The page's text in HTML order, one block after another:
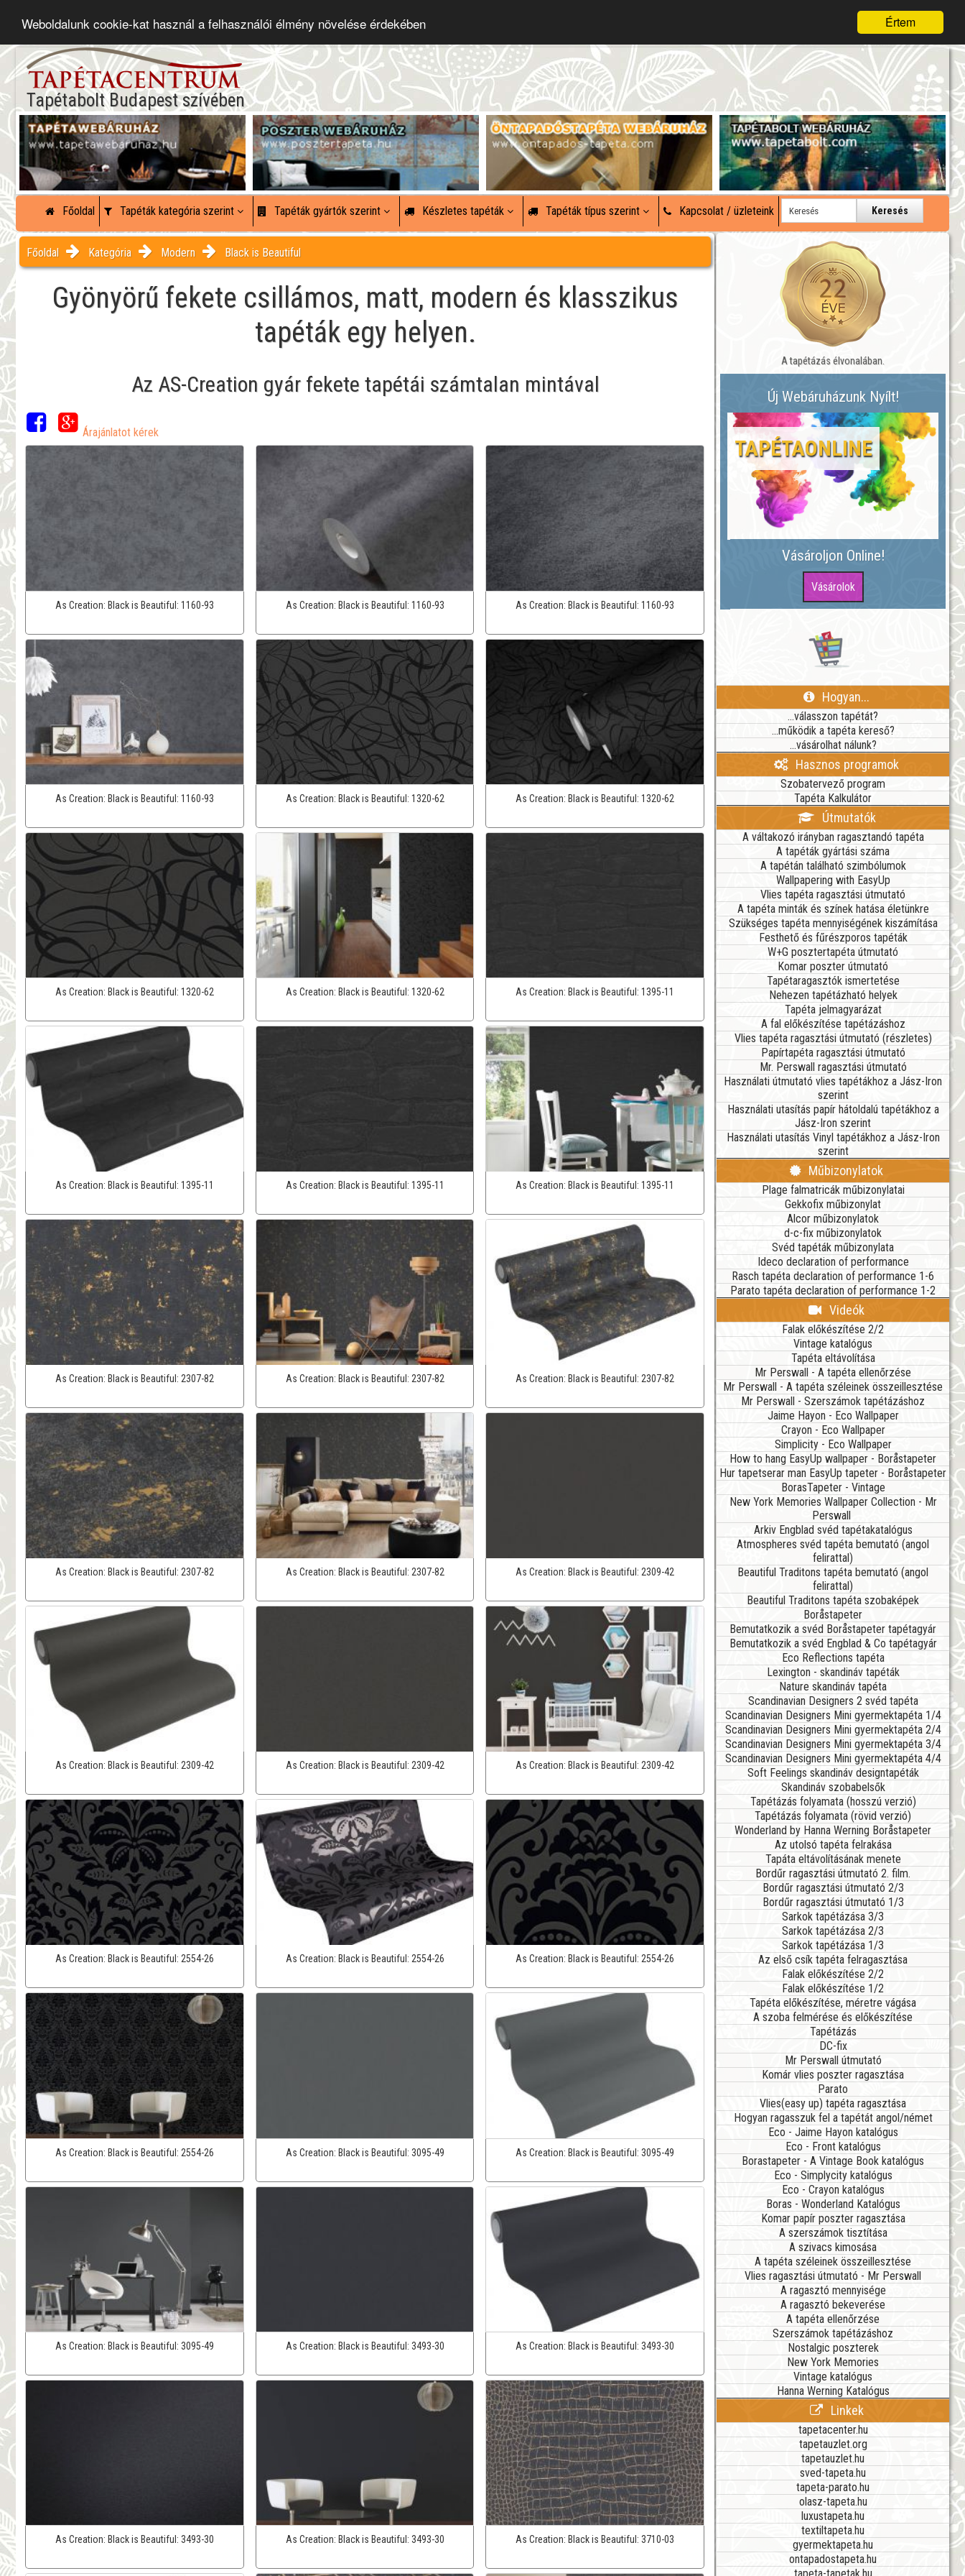
Értem
Weboldalunk cookie-kat használ a felhasználói élmény növelése érdekében
Tapétabolt Budapest szívében
Főoldal Tapéták kategória szerint Tapéták gyártók szerint Készletes tapéták Tapéták típus szerint Kapcsolat / üzleteink Keresés
Főoldal Kategória Modern Black is Beautiful
Gyönyörű fekete csillámos, matt, modern és klasszikus
tapéták egy helyen.
Az AS-Creation gyár fekete tapétái számtalan mintával
Árajánlatot kérek
As Creation: Black is Beautiful: 1160-93 As Creation: Black is Beautiful: 1160-93 As Creation:Black is Beautiful:1160-93
As Creation: Black is Beautiful: 1160-93 As Creation: Black is Beautiful: 1320-62 As Creation: Black is Beautiful:1320-62
As Creation: Black is Beautiful: 1320-62 As Creation: Black is Beautiful: 1320-62 As Creation: Black is Beautiful:1395-11
As Creation: Black is Beautiful: 1395-11 As Creation: Black is Beautiful: 1395-11 As Creation: Black is Beautiful:1395-11
As Creation: Black is Beautiful: 2307-82 As Creation: Black is Beautiful: 2307-82 As Creation: Black is Beautiful: 2307-82
As Creation: Black is Beautiful: 2307-82 As Creation: Black is Beautiful: 2307-82 As Creation: Black is Beautiful: 2309-42
As Creation: Black is Beautiful: 2309-42 As Creation: Black is Beautiful: 2309-42 As Creation: Black is Beautiful:2309-42
As Creation: Black is Beautiful: 2554-26 As Creation: Black is Beautiful: 2554-26 As Creation: Black is Beautiful:2554-26
As Creation: Black is Beautiful: 2554-26 As Creation: Black is Beautiful: 3095-49 As Creation:Black is Beautiful:3095-49
As Creation: Black is Beautiful: 3095-49 As Creation: Black is Beautiful: 3493-30 As Creation: Black is Beautiful:3493-30
As Creation: Black is Beautiful: 3493-30 As Creation: Black is Beautiful: 3493-30 As Creation: Black is Beautiful:3710-03
A tapétázás élvonalában.
Új Webáruházunk Nyílt!
TAPÉTAONLINE
Vásároljon Online!
Hogyan...
...válasszon tapétát?
...működik a tapéta kereső?
...vásárolhat nálunk?
Hasznos programok
Szobatervező program
Tapéta Kalkulátor
Útmutatók
A váltakozó irányban ragasztandó tapéta
A tapéták gyártási száma
A tapétán található szimbólumok
Wallpapering with EasyUp
Vlies tapéta ragasztási útmutató
A tapéta minták és színek hatása életünkre
Szükséges tapéta mennyiségének kiszámítása
Festhető és fűrészporos tapéták
W+G posztertapéta útmutató
Komar poszter útmutató
Tapétaragasztók ismertetése
Nehezen tapétázható helyek
Tapéta jelmagyarázat
A fal előkészítése tapétázáshoz
Vlies tapéta ragasztási útmutató (részletes)
Papírtapéta ragasztási útmutató
Mr. Perswall ragasztási útmutató
Használati útmutató vlies tapétákhoz a Jász-Iron
szerint
Használati utasítás papír hátoldalú tapétákhoz a
Jász-Iron szerint
Használati utasítás Vinyl tapétákhoz a Jász-Iron
szerint
Műbizonylatok
Plage falmatricák műbizonylatai
Gekkofix műbizonylat
Alcor műbizonylatok
d-c-fix műbizonylatok
Svéd tapéták műbizonylata
Ideco declaration of performance
Rasch tapéta declaration of performance 1-6
Parato tapéta declaration of performance 1-2
Videók
Falak előkészítése 2/2
Vintage katalógus
Tapéta eltávolítása
Mr Perswall - A tapéta ellenőrzése
Mr Perswall - A tapéta széleinek összeillesztése
Mr Perswall - Szerszámok tapétázáshoz
Jaime Hayon - Eco Wallpaper
Crayon - Eco Wallpaper
Simplicity - Eco Wallpaper
How to hang EasyUp wallpaper - Boråstapeter
Hur tapetserar man EasyUp tapeter - Boråstapeter
BorasTapeter - Vintage
New York Memories Wallpaper Collection - Mr
Perswall
Arkiv Engblad svéd tapétakatalógus
Atmospheres svéd tapéta bemutató (angol
felirattal)
Beautiful Traditons tapéta bemutató (angol
felirattal)
Beautiful Traditons tapéta szobaképek
Boråstapeter
Bemutatkozik a svéd Boråstapeter tapétagyár
Bemutatkozik a svéd Engblad & Co tapétagyár
Eco Reflections tapéta
Lexington - skandináv tapéták
Nature skandináv tapéta
Scandinavian Designers 2 svéd tapéta
Scandinavian Designers Mini gyermektapéta 1/4
Scandinavian Designers Mini gyermektapéta 2/4
Scandinavian Designers Mini gyermektapéta 3/4
Scandinavian Designers Mini gyermektapéta 4/4
Soft Feelings skandináv designtapéták
Skandináv szobabelsők
Tapétázás folyamata (hosszú verzió)
Tapétázás folyamata (rövid verzió)
Wonderland by Hanna Werning Boråstapeter
Az utolsó tapéta felrakása
Tapáta eltávolításának menete
Bordűr ragasztási útmutató 2. film.
Bordűr ragasztási útmutató 2/3
Bordűr ragasztási útmutató 1/3
Sarkok tapétázása 3/3
Sarkok tapétázása 2/3
Sarkok tapétázása 1/3
Az első csík tapéta felragasztása
Falak előkészítése 2/2
Falak előkészítése 1/2
Tapéta előkészítése, méretre vágása
A szoba felmérése és előkészítése
Tapétázás
DC-fix
Mr Perswall útmutató
Komár vlies poszter ragasztása
Parato
Vlies(easy up) tapéta ragasztása
Hogyan ragasszuk fel a tapétát angol/német
Eco - Jaime Hayon katalógus
Eco - Front katalógus
Borastapeter - A Vintage Book katalógus
Eco - Simplycity katalógus
Eco - Crayon katalógus
Boras - Wonderland Katalógus
Komar papír poszter ragasztása
A szerszámok tisztítása
A szivacs kimosása
A tapéta széleinek összeillesztése
Vlies ragasztási útmutató - Mr Perswall
A ragasztó mennyisége
A ragasztó bekeverése
A tapéta ellenőrzése
Szerszámok tapétázáshoz
Nostalgic poszterek
New York Memories
Vintage katalógus
Hanna Werning Katalógus
Linkek
tapetacenter.hu
tapetauzlet.org
tapetauzlet.hu
sved-tapeta.hu
tapeta-parato.hu
olasz-tapeta.hu
luxustapeta.hu
textiltapeta.hu
gyermektapeta.hu
ontapadostapeta.hu
tapeta-tapetak.hu